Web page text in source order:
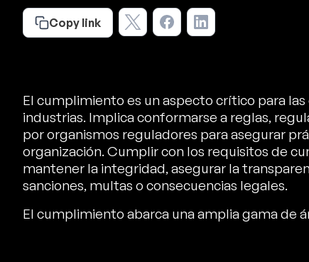
Copy link
El cumplimiento es un aspecto crítico para
industrias. Implica conformarse a reglas,
por organismos reguladores para asegurar
organización. Cumplir con los requisitos de
mantener la integridad, asegurar la
sanciones, multas o consecuencias legales.
El cumplimiento abarca una amplia gama de